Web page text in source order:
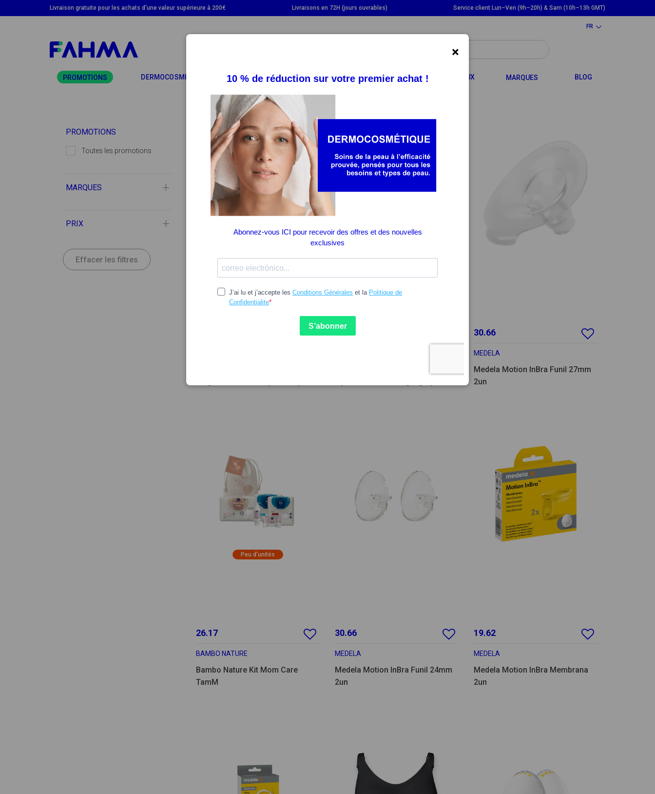
Livraison gratuite pour les achats d'une valeur supérieure à 200€ Livraisons en 72H (jours ouvrables) Service client Lun–Ven (9h–20h) & Sam (10h–13h GMT)
FR
PROMOTIONS DERMOCOSMÉTIQUE TOGGLE DROPDOWN
SUPPLÉMENTS TOGGLE DROPDOWN
SANTÉTOGGLE DROPDOWN
BÉBÉ ET MAMANTOGGLE DROPDOWN
CHEVEUXTOGGLE DROPDOWN
MARQUES BLOG
PROMOTIONS
Toutes les promotions
MARQUES
PRIX
Effacer les filtres
16.39 30.66
MEDELA
Medela Motion InBra Funil 27mm
2un
Peu d'unités
26.17
BAMBO NATURE
Bambo Nature Kit Mom Care
TamM
30.66
MEDELA
Medela Motion InBra Funil 24mm
2un
19.62
MEDELA
Medela Motion InBra Membrana
2un
×